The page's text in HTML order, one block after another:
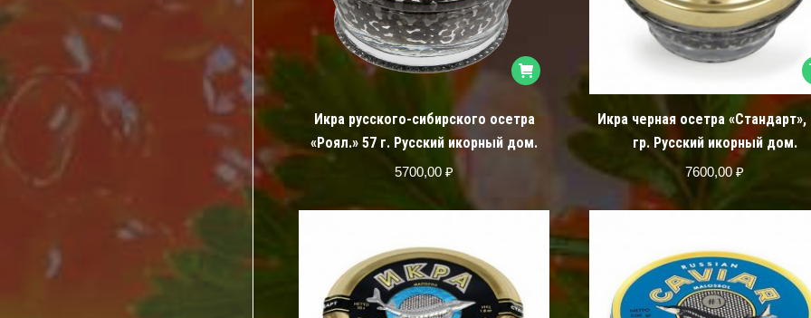
Икра русского-сибирского осетра
«Роял.» 57 г. Русский икорный дом.
5700,00 ₽
Икра черная осетра «Стандарт»,
гр. Русский икорный дом.
7600,00₽